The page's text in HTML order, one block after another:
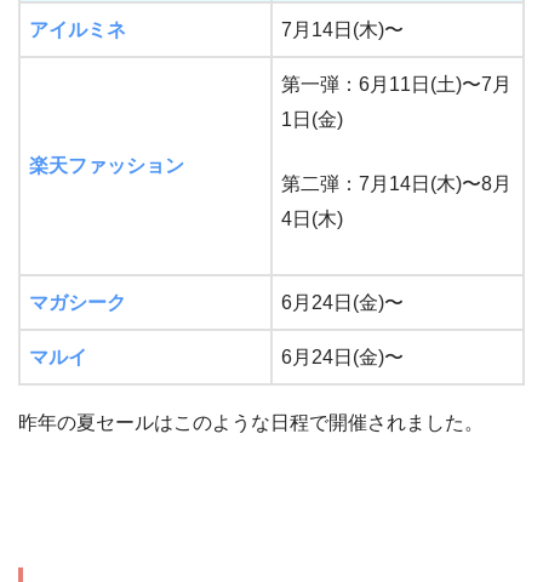
アイルミネ 7月14日(木)〜
楽天ファッション
第一弾：6月11日(土)〜7月
1日(金)
第二弾：7月14日(木)〜8月
4日(木)
マガシーク 6月24日(金)〜
マルイ 6月24日(金)〜
昨年の夏セールはこのような日程で開催されました。